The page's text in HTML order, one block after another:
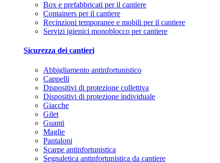
Box e prefabbricati per il cantiere
Containers per il cantiere
Recinzioni temporanee e mobili per il cantiere
Servizi igienici monoblocco per cantiere
Sicurezza dei cantieri
Abbigliamento antinfortunistico
Cappelli
Dispositivi di protezione collettiva
Dispositivi di protezione individuale
Giacche
Gilet
Guanti
Maglie
Pantaloni
Scarpe antinfortunistica
Segnaletica antinfortunistica da cantiere